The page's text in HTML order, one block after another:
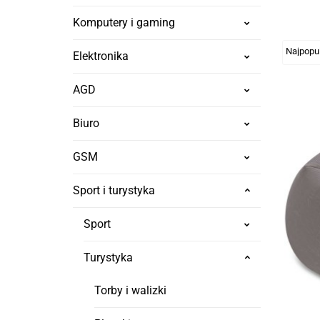
Komputery i gaming
Elektronika
AGD
Biuro
GSM
Sport i turystyka
Sport
Turystyka
Torby i walizki